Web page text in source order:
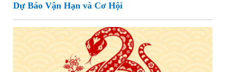
Dự Báo Vận Hạn và Cơ Hội